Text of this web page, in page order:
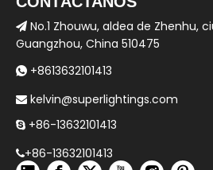
 No.1 Zhouwu, aldea de Zhenhu,
Guangzhou, China 510475
 +8613632101413
 kelvin@superlightings.com
 +86-13632101413
+86-13632101413